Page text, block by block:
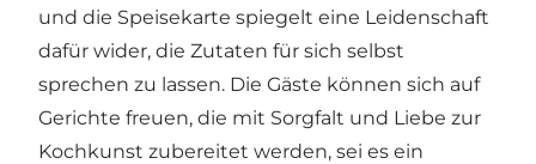
und die Speisekarte spiegelt eine Leidenschaft
dafür wider, die Zutaten für sich selbst
sprechen zu lassen. Die Gäste können sich auf
Gerichte freuen, die mit Sorgfalt und Liebe zur
Kochkunst zubereitet werden, sei es ein